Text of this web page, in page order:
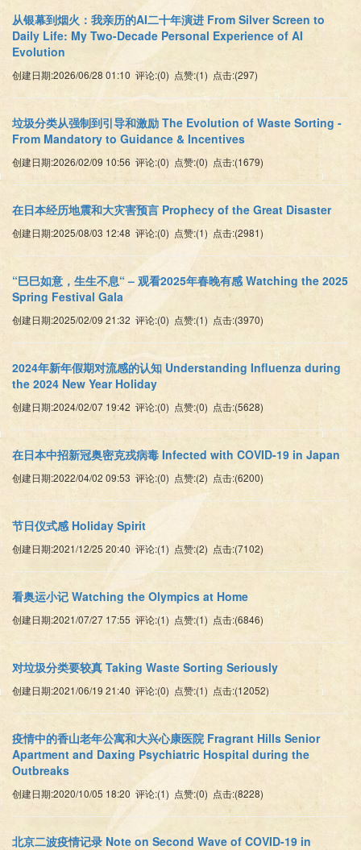
从银幕到烟火：我亲历的AI二十年演进 From Silver Screen to
Daily Life: My Two-Decade Personal Experience of AI
Evolution
创建日期:2026/06/28 01:10 评论:(0) 点赞:(1) 点击:(297)
垃圾分类从强制到引导和激励 The Evolution of Waste Sorting‌ -
From Mandatory to Guidance & Incentives
创建日期:2026/02/09 10:56 评论:(0) 点赞:(0) 点击:(1679)
在日本经历地震和大灾害预言 Prophecy of the Great Disaster
创建日期:2025/08/03 12:48 评论:(0) 点赞:(1) 点击:(2981)
“巳巳如意，生生不息“ – 观看2025年春晚有感 Watching the 2025
Spring Festival Gala
创建日期:2025/02/09 21:32 评论:(0) 点赞:(1) 点击:(3970)
2024年新年假期对流感的认知 Understanding Influenza during
the 2024 New Year Holiday
创建日期:2024/02/07 19:42 评论:(0) 点赞:(0) 点击:(5628)
在日本中招新冠奥密克戎病毒 Infected with COVID-19 in Japan
创建日期:2022/04/02 09:53 评论:(0) 点赞:(2) 点击:(6200)
节日仪式感 Holiday Spirit
创建日期:2021/12/25 20:40 评论:(1) 点赞:(2) 点击:(7102)
看奥运小记 Watching the Olympics at Home
创建日期:2021/07/27 17:55 评论:(1) 点赞:(1) 点击:(6846)
对垃圾分类要较真 Taking Waste Sorting Seriously
创建日期:2021/06/19 21:40 评论:(0) 点赞:(1) 点击:(12052)
疫情中的香山老年公寓和大兴心康医院 Fragrant Hills Senior
Apartment and Daxing Psychiatric Hospital during the
Outbreaks
创建日期:2020/10/05 18:20 评论:(1) 点赞:(0) 点击:(8228)
北京二波疫情记录 Note on Second Wave of COVID-19 in